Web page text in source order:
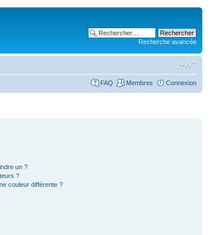
Recherche avancée
FAQ Membres Connexion
un ?
?
couleur différente ?